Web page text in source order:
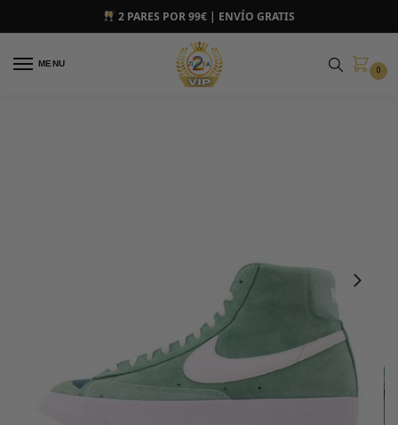
2 PARES POR 99€ | ENVÍO GRATIS
MENU
0